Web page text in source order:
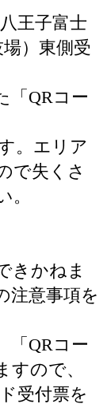
王子富士
）東側受
「QRコー
。エリア
で失くさ
。
きかねま
注意事項を
「QRコー
すので、
受付票を